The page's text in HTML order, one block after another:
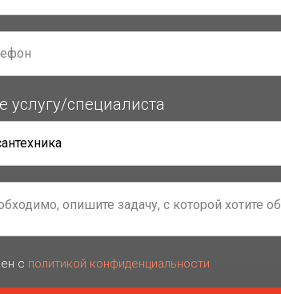
услугу/специалиста
с политикой конфиденциальности